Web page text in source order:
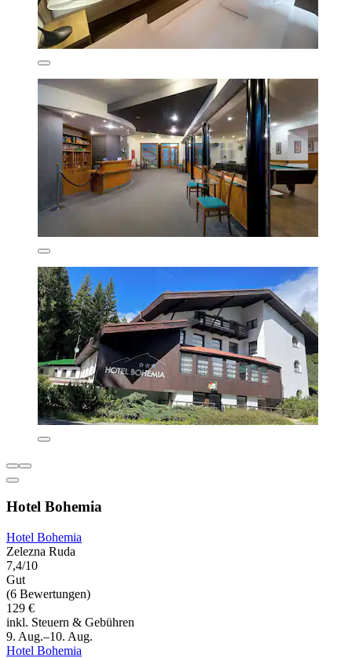
Hotel Bohemia
Hotel Bohemia
Zelezna Ruda
7,4/10
Gut
(6 Bewertungen)
129 €
inkl. Steuern & Gebühren
9. Aug.–10. Aug.
Hotel Bohemia